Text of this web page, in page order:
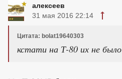
алексеев
31 мая 2016 22:14
Цитата: bolat19640303
кстати на Т-80 их не было